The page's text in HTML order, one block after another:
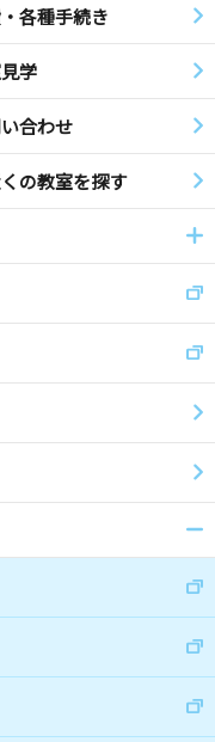
各種手続き
学
合わせ
の教室を探す